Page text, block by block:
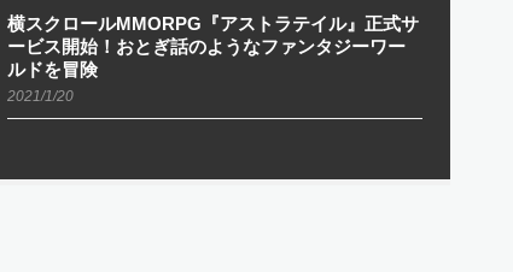
横スクロールMMORPG『アストラテイル』正式サ
ービス開始！おとぎ話のようなファンタジーワー
ルドを冒険
2021/1/20